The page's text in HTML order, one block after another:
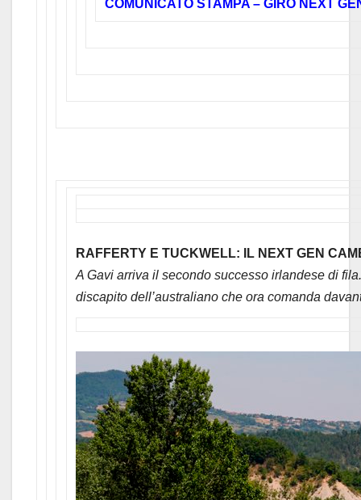
COMUNICATO STAMPA – GIRO NEXT
RAFFERTY E TUCKWELL: IL NEXT GEN
A Gavi arriva il secondo successo irlandese di
discapito dell’australiano che ora comanda